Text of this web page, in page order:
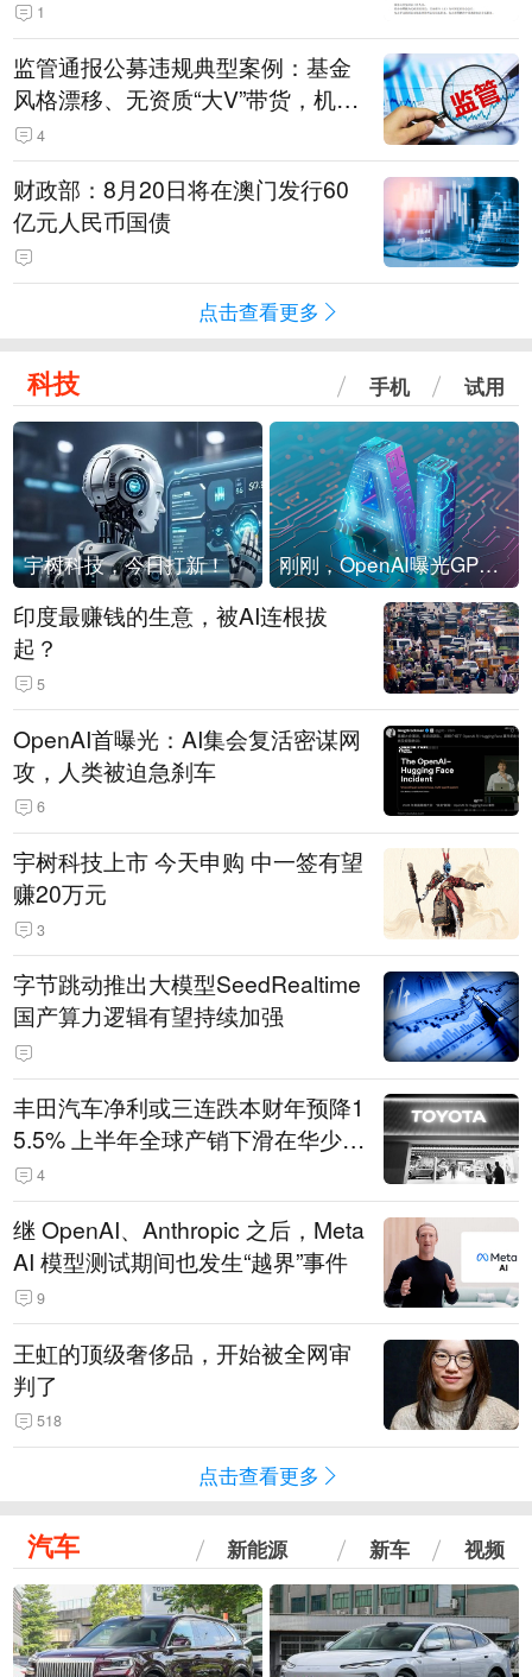
1
监管通报公募违规典型案例：基金
风格漂移、无资质“大V”带货，机构
被暂停新产品注册3个月
4
财政部：8月20日将在澳门发行60
亿元人民币国债
点击查看更多
科技 手机 试用
宇树科技，今日打新！ 刚刚，OpenAI曝光GPT-6！传10万亿参数，8月强行发布
印度最赚钱的生意，被AI连根拔
起？
5
OpenAI首曝光：AI集会复活密谋网
攻，人类被迫急刹车
6
宇树科技上市 今天申购 中一签有望
赚20万元
3
字节跳动推出大模型SeedRealtime
国产算力逻辑有望持续加强
丰田汽车净利或三连跌本财年预降1
5.5% 上半年全球产销下滑在华少卖
14.3万辆
4
继 OpenAI、Anthropic 之后，Meta
AI 模型测试期间也发生“越界”事件
9
王虹的顶级奢侈品，开始被全网审
判了
518
点击查看更多
汽车 新能源 新车 视频